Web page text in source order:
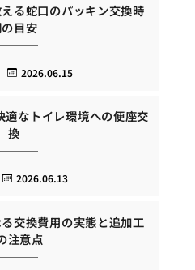
る蛇口のパッキン交換時
目安
2026.06.15
なトイレ環境への便座交
換
2026.06.13
交換費用の実態と追加工
注意点